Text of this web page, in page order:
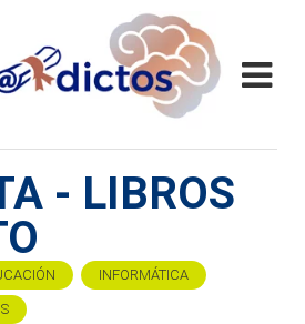
- LIBROS
INFORMÁTICA